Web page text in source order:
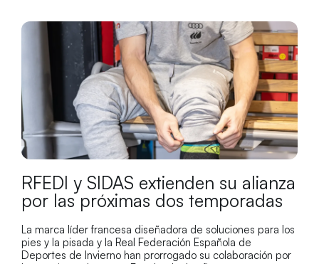
RFEDI y SIDAS extienden su alianza
por las próximas dos temporadas
La marca líder francesa diseñadora de soluciones para los
pies y la pisada y la Real Federación Española de
Deportes de Invierno han prorrogado su colaboración por